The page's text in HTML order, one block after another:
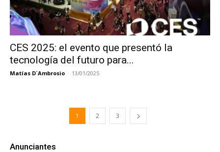
CES 2025: el evento que presentó la
tecnología del futuro para...
Matías D´Ambrosio - 13/01/2025
1 2 3
Anunciantes